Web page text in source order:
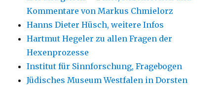
Kommentare von Markus Chmielorz
Hanns Dieter Hüsch, weitere Infos
Hartmut Hegeler zu allen Fragen der
Hexenprozesse
Institut für Sinnforschung, Fragebogen
Jüdisches Museum Westfalen in Dorsten